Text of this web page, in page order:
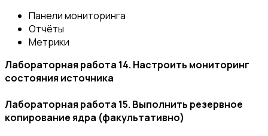
Панели мониторинга
Отчёты
Метрики
Лабораторная работа 14. Настроить мониторинг
состояния источника
Лабораторная работа 15. Выполнить резервное
копирование ядра (факультативно)